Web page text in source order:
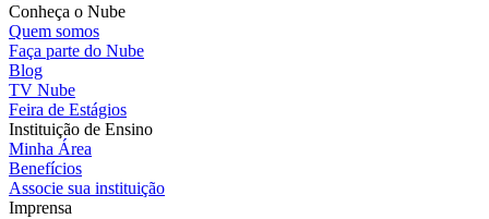
Conheça o Nube
Quem somos
Faça parte do Nube
Blog
TV Nube
Feira de Estágios
Instituição de Ensino
Minha Área
Benefícios
Associe sua instituição
Imprensa